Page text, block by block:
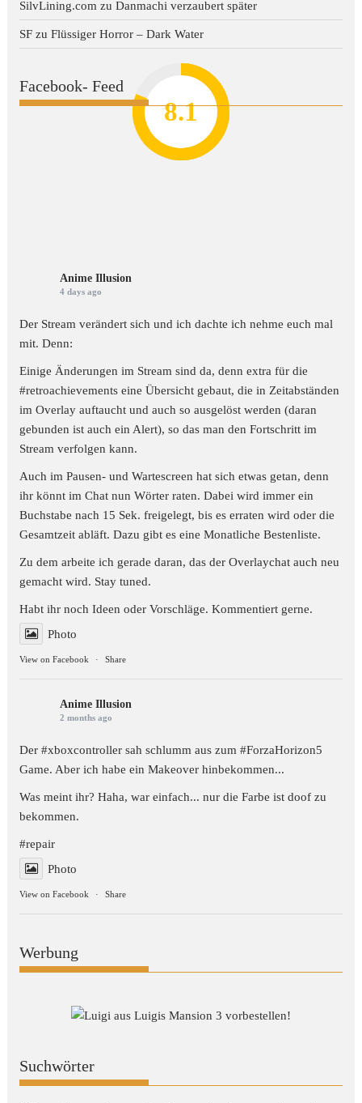
8.2
7.8
7.1
7
8.1
SilvLining.com zuDanmachi verzaubert später
SF zuFlüssiger Horror – Dark Water
Facebook- Feed
Anime Illusion
4 days ago
Der Stream verändert sich und ich dachte ich nehme euch mal
mit. Denn:
Einige Änderungen im Stream sind da, denn extra für die
#retroachievements eine Übersicht gebaut, die in Zeitabständen
im Overlay auftaucht und auch so ausgelöst werden (daran
gebunden ist auch ein Alert), so das man den Fortschritt im
Stream verfolgen kann.
Auch im Pausen- und Wartescreen hat sich etwas getan, denn
ihr könnt im Chat nun Wörter raten. Dabei wird immer ein
Buchstabe nach 15 Sek. freigelegt, bis es erraten wird oder die
Gesamtzeit abläft. Dazu gibt es eine Monatliche Bestenliste.
Zu dem arbeite ich gerade daran, das der Overlaychat auch neu
gemacht wird. Stay tuned.
Habt ihr noch Ideen oder Vorschläge. Kommentiert gerne.
Photo
View on Facebook · Share
Anime Illusion
2 months ago
Der #xboxcontroller sah schlumm aus zum#ForzaHorizon5
Game. Aber ich habe ein Makeover hinbekommen...
Was meint ihr? Haha, war einfach... nur die Farbe ist doof zu
bekommen.
#repair
Photo
View on Facebook · Share
Werbung
Suchwörter